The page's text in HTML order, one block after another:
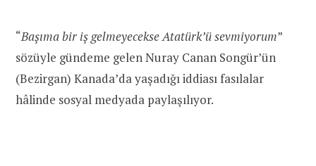
“Başıma bir iş gelmeyecekse Atatürk’ü sevmiyorum”
sözüyle gündeme gelen Nuray Canan Songür’ün
(Bezirgan) Kanada’da yaşadığı iddiası fasılalar
hâlinde sosyal medyada paylaşılıyor.